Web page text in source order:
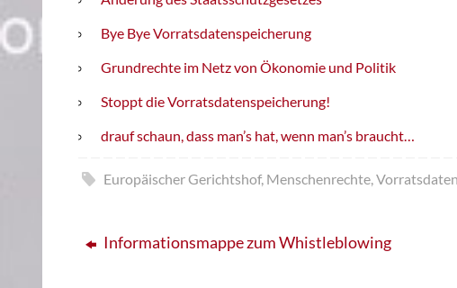
Bye Bye Vorratsdatenspeicherung
Grundrechte im Netz von Ökonomie und Politik
Stoppt die Vorratsdatenspeicherung!
drauf schaun, dass man’s hat, wenn man’s braucht…
Europäischer Gerichtshof, Menschenrechte,
Informationsmappe zum Whistleblowing